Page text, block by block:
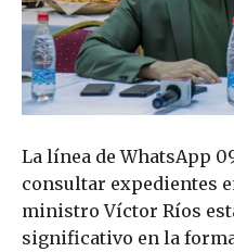
La línea de WhatsApp
consultar expedientes
ministro Víctor Ríos
significativo en la